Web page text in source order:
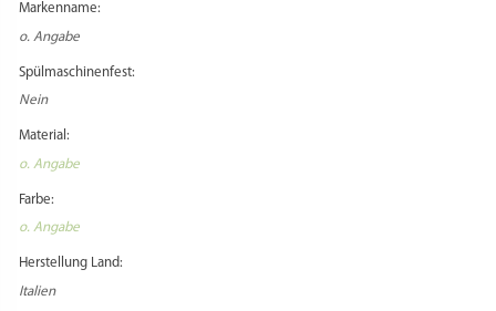
Markenname:
o. Angabe
Spülmaschinenfest:
Nein
Material:
o. Angabe
Farbe:
o. Angabe
Herstellung Land:
Italien